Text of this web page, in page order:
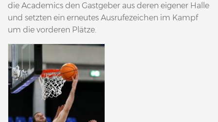
die Academics den Gastgeber aus deren eigener Halle
und setzten ein erneutes Ausrufezeichen im Kampf
um die vorderen Plätze.